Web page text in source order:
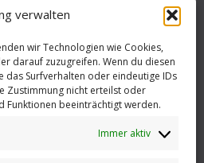
verwalten
wir Technologien wie Cookies,
darauf zuzugreifen. Wenn du diesen
das Surfverhalten oder eindeutige IDs
Zustimmung nicht erteilst oder
Funktionen beeinträchtigt werden.
Immer aktiv